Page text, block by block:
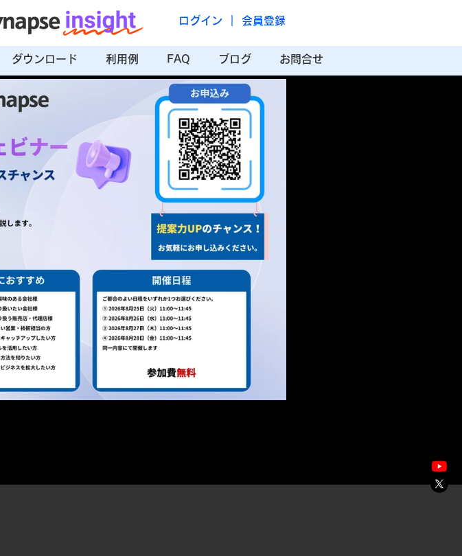
ログイン ｜ 会員登録
ダウンロード 利用例 FAQ ブログ お問合せ